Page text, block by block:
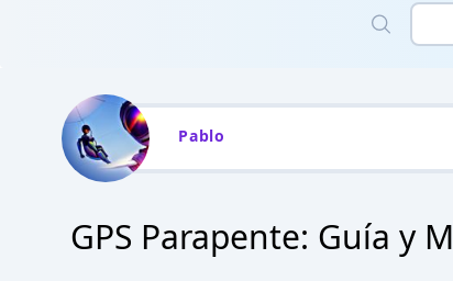
Pablo
GPS Parapente: Guía y